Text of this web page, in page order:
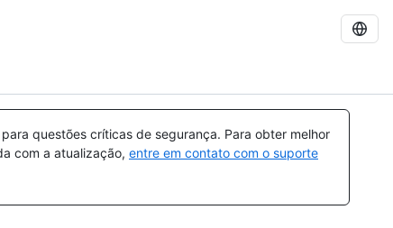
questões críticas de segurança. Para obter melhor
com a atualização, entre em contato com o suporte